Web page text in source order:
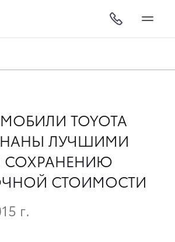
TOYOTA
ЛУЧШИМИ
СОХРАНЕНИЮ
СТОИМОСТИ
г.